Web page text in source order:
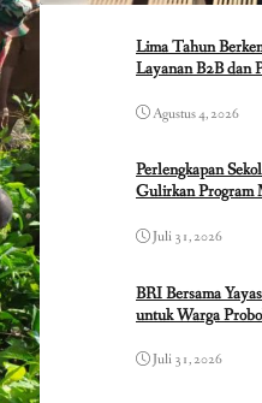
Lima Tahun
Layanan B2B dan
Agustus 4, 2026
Perlengkapan
Gulirkan Program
Juli 31, 2026
BRI Bersama
untuk Warga
Juli 31, 2026